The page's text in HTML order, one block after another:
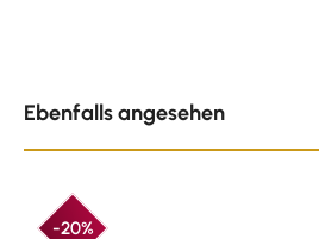
Ebenfalls angesehen
-20%